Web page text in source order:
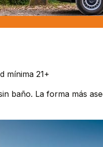
mínima 21+
baño. La forma más